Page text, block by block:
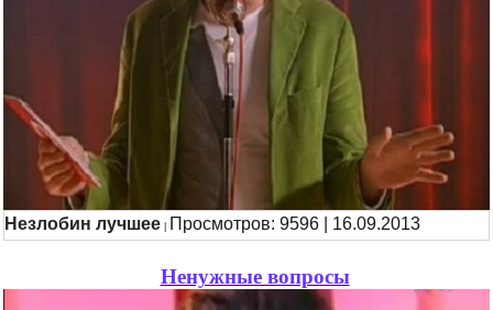
Незлобин лучшее Просмотров: 9596 | 16.09.2013
Ненужные вопросы